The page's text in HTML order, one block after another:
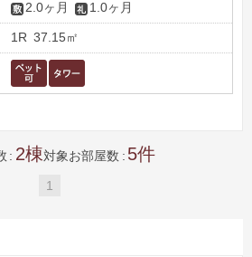
2.0ヶ月 1.0ヶ月
1R 37.15㎡
2 対象お部屋数 5
1